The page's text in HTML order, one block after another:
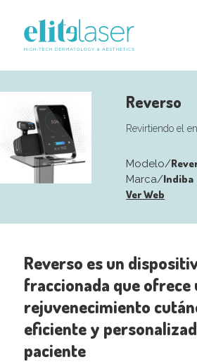
Reverso
Revirtiendo el
Modelo/
Marca/Indiba
Ver Web
Reverso es un
fraccionada que ofrece
rejuvenecimiento
eficiente y
paciente